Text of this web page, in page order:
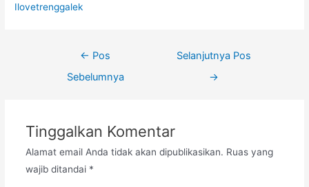
Ilovetrenggalek
← Pos
Sebelumnya
Selanjutnya Pos
→
Tinggalkan Komentar
Alamat email Anda tidak akan dipublikasikan. Ruas yang
wajib ditandai *